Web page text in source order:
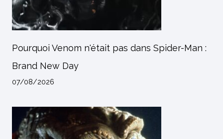
Pourquoi Venom n'était pas dans Spider-Man :
Brand New Day
07/08/2026